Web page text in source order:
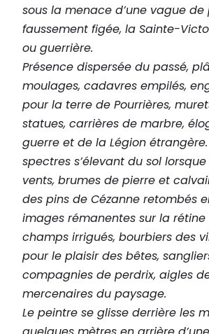
a
t
r
a
c
sous la menace d’une vague de
faussement figée, la Sainte-
ou guerrière.
Présence dispersée du passé,
moulages, cadavres empilés,
pour la terre de Pourrières,
statues, carrières de marbre,
guerre et de la Légion
spectres s’élevant du sol
vents, brumes de pierre et
des pins de Cézanne retombés
images rémanentes sur la
champs irrigués, bourbiers des
pour le plaisir des bêtes,
compagnies de perdrix, aigles
mercenaires du paysage.
Le peintre se glisse derrière les